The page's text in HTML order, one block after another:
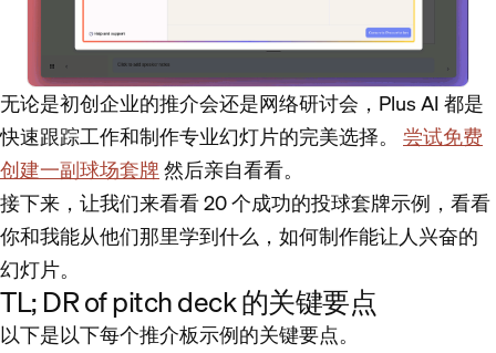
无论是初创企业的推介会还是网络研讨会，Plus AI 都是
快速跟踪工作和制作专业幻灯片的完美选择。 尝试免费
创建一副球场套牌然后亲自看看。
接下来，让我们来看看 20 个成功的投球套牌示例，看看
你和我能从他们那里学到什么，如何制作能让人兴奋的
幻灯片。
TL; DR of pitch deck 的关键要点
以下是以下每个推介板示例的关键要点。